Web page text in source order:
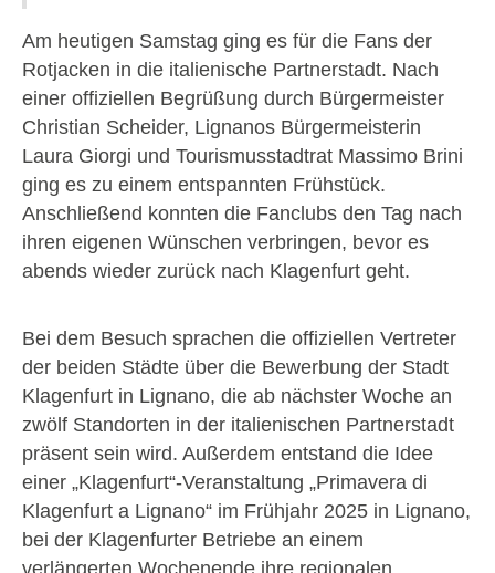
Am heutigen Samstag ging es für die Fans der
Rotjacken in die italienische Partnerstadt. Nach
einer offiziellen Begrüßung durch Bürgermeister
Christian Scheider, Lignanos Bürgermeisterin
Laura Giorgi und Tourismusstadtrat Massimo Brini
ging es zu einem entspannten Frühstück.
Anschließend konnten die Fanclubs den Tag nach
ihren eigenen Wünschen verbringen, bevor es
abends wieder zurück nach Klagenfurt geht.
Bei dem Besuch sprachen die offiziellen Vertreter
der beiden Städte über die Bewerbung der Stadt
Klagenfurt in Lignano, die ab nächster Woche an
zwölf Standorten in der italienischen Partnerstadt
präsent sein wird. Außerdem entstand die Idee
einer „Klagenfurt“-Veranstaltung „Primavera di
Klagenfurt a Lignano“ im Frühjahr 2025 in Lignano,
bei der Klagenfurter Betriebe an einem
verlängerten Wochenende ihre regionalen